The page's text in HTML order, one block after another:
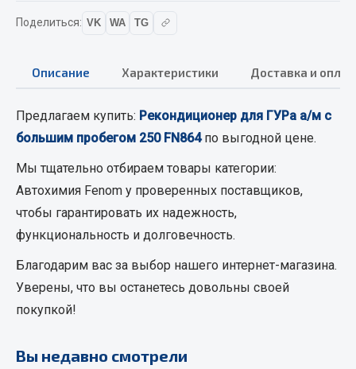
Технические жидкости
Весь раздел
Болты
Гайки
Пресс-масленки
Поделиться: VK WA TG
Описание Характеристики Доставка и
Предлагаем купить: Рекондиционер для ГУРа а/м с
большим пробегом 250 FN864по выгодной цене.
Мы тщательно отбираем товары категории:
Автохимия Fenom у проверенных поставщиков,
чтобы гарантировать их надежность,
функциональность и долговечность.
Благодарим вас за выбор нашего интернет-магазина.
Уверены, что вы останетесь довольны своей
покупкой!
Вы недавно смотрели